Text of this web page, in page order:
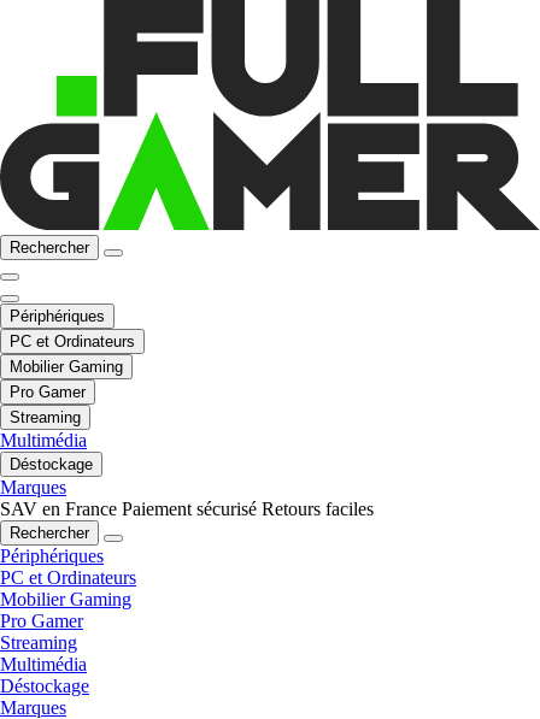
Rechercher
Périphériques
PC et Ordinateurs
Mobilier Gaming
Pro Gamer
Streaming
Multimédia
Déstockage
Marques
SAV en France Paiement sécurisé Retours faciles
Rechercher
Périphériques
PC et Ordinateurs
Mobilier Gaming
Pro Gamer
Streaming
Multimédia
Déstockage
Marques